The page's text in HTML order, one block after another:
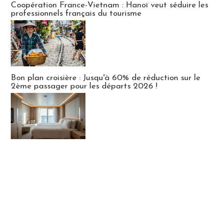
Coopération France-Vietnam : Hanoï veut séduire les
professionnels français du tourisme
Bon plan croisière : Jusqu'à 60% de réduction sur le
2ème passager pour les départs 2026 !